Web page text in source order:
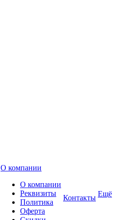
О компании
О компании
Реквизиты
Политика
Оферта
Контакты Ещё